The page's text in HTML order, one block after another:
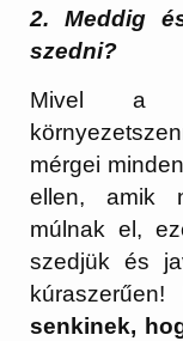
2. Meddig
szedni?
Mivel a
mérgei
ellen, amik
múlnak el,
szedjük és
kúraszerűen!
senkinek,